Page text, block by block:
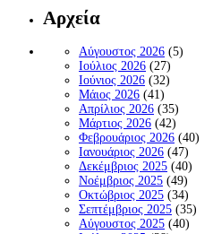
Αρχεία
Αύγουστος 2026 (5)
Ιούλιος 2026 (27)
Ιούνιος 2026 (32)
Μάιος 2026 (41)
Απρίλιος 2026 (35)
Μάρτιος 2026 (42)
Φεβρουάριος 2026 (40)
Ιανουάριος 2026 (47)
Δεκέμβριος 2025 (40)
Νοέμβριος 2025 (49)
Οκτώβριος 2025 (34)
Σεπτέμβριος 2025 (35)
Αύγουστος 2025 (40)